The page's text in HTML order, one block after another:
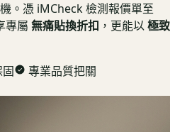
。憑 iMCheck 檢測報價單至
專屬 無痛貼換折扣 ，更能以極致
專業品質把關